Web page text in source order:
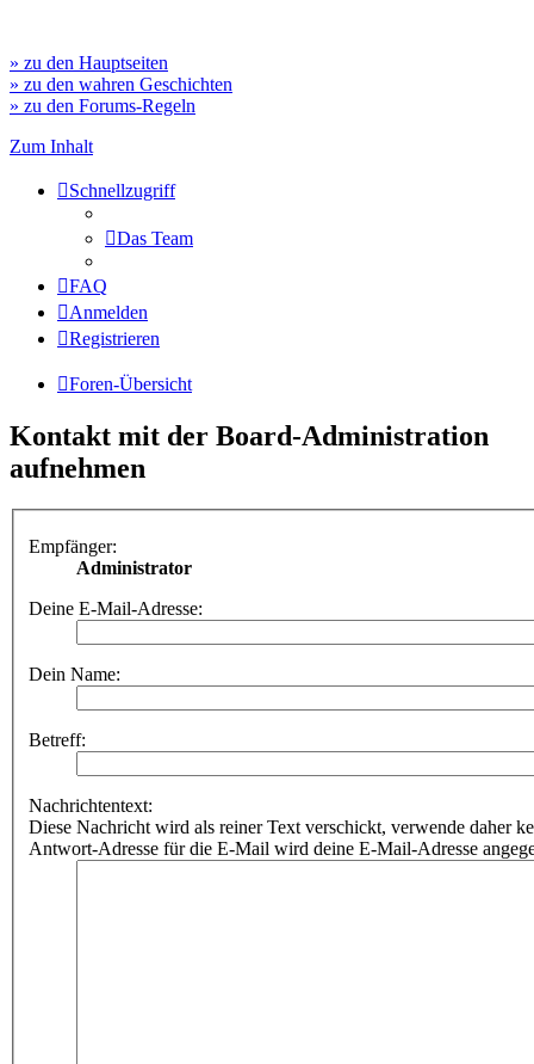
» zu den Hauptseiten
» zu den wahren Geschichten
» zu den Forums-Regeln
Zum Inhalt
Schnellzugriff
Das Team
FAQ
Anmelden
Registrieren
Foren-Übersicht
Kontakt mit der Board-Administration
aufnehmen
Empfänger:
Administrator
Deine E-Mail-Adresse:
Dein Name:
Betreff:
Nachrichtentext:
Diese Nachricht wird als reiner Text verschickt, verwende daher
Antwort-Adresse für die E-Mail wird deine E-Mail-Adresse